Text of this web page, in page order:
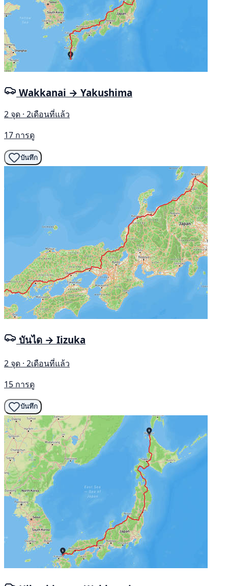
Wakkanai → Yakushima
2 จุด · 2เดือนที่แล้ว
17 การดู
บันทึก
บันได → Iizuka
2 จุด · 2เดือนที่แล้ว
15 การดู
บันทึก